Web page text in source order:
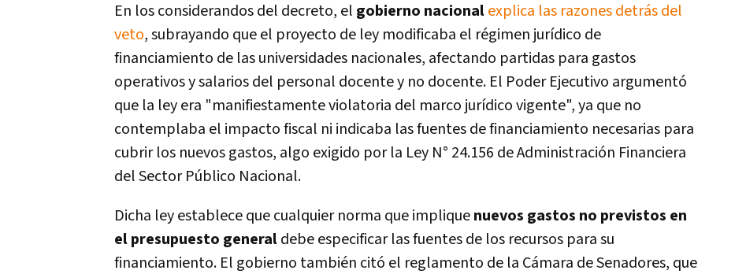
En los considerandos del decreto, el gobierno nacionalexplica las razones detrás del
veto, subrayando que el proyecto de ley modificaba el régimen jurídico de
financiamiento de las universidades nacionales, afectando partidas para gastos
operativos y salarios del personal docente y no docente. El Poder Ejecutivo argumentó
que la ley era "manifiestamente violatoria del marco jurídico vigente", ya que no
contemplaba el impacto fiscal ni indicaba las fuentes de financiamiento necesarias para
cubrir los nuevos gastos, algo exigido por la Ley N° 24.156 de Administración Financiera
del Sector Público Nacional.
Dicha ley establece que cualquier norma que impliquenuevos gastos no previstos en
el presupuesto generaldebe especificar las fuentes de los recursos para su
financiamiento. El gobierno también citó el reglamento de la Cámara de Senadores, que